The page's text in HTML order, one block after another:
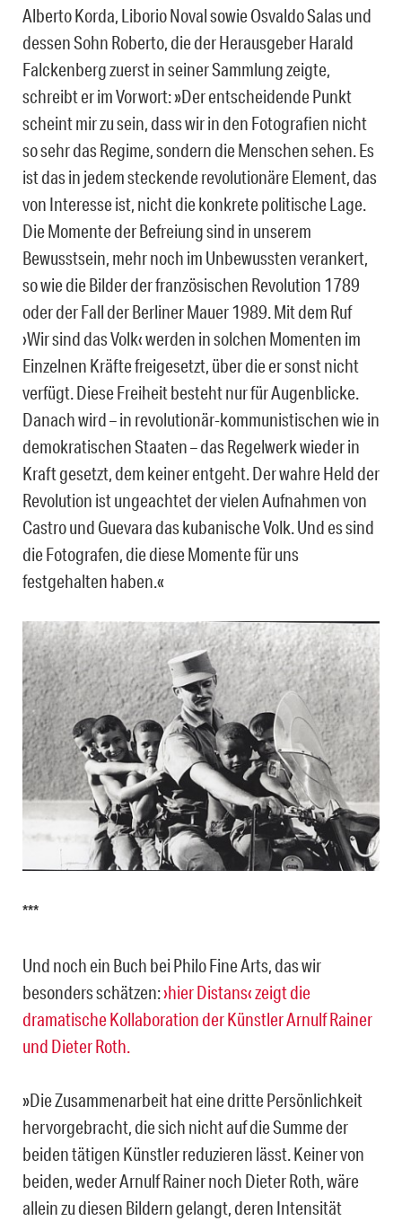
Alberto Korda, Liborio Noval sowie Osvaldo Salas und
dessen Sohn Roberto, die der Herausgeber Harald
Falckenberg zuerst in seiner Sammlung zeigte,
schreibt er im Vorwort: »Der entscheidende Punkt
scheint mir zu sein, dass wir in den Fotografien nicht
so sehr das Regime, sondern die Menschen sehen. Es
ist das in jedem steckende revolutionäre Element, das
von Interesse ist, nicht die konkrete politische Lage.
Die Momente der Befreiung sind in unserem
Bewusstsein, mehr noch im Unbewussten verankert,
so wie die Bilder der französischen Revolution 1789
oder der Fall der Berliner Mauer 1989. Mit dem Ruf
›Wir sind das Volk‹ werden in solchen Momenten im
Einzelnen Kräfte freigesetzt, über die er sonst nicht
verfügt. Diese Freiheit besteht nur für Augenblicke.
Danach wird – in revolutionär-kommunistischen wie in
demokratischen Staaten – das Regelwerk wieder in
Kraft gesetzt, dem keiner entgeht. Der wahre Held der
Revolution istungeachtet der vielen Aufnahmen von
Castro und Guevara das kubanische Volk. Und es sind
die Fotografen, die diese Momente für uns
festgehalten haben.«
***
Und noch ein Buch bei Philo Fine Arts, das wir
besonders schätzen:›hier Distans‹ zeigt die
dramatische Kollaboration der Künstler Arnulf Rainer
und Dieter Roth.
»Die Zusammenarbeit hat eine dritte Persönlichkeit
hervorgebracht, die sich nicht auf die Summe der
beiden tätigen Künstler reduzieren lässt. Keiner von
beiden, weder Arnulf Rainer noch Dieter Roth, wäre
allein zu diesen Bildern gelangt, deren Intensität